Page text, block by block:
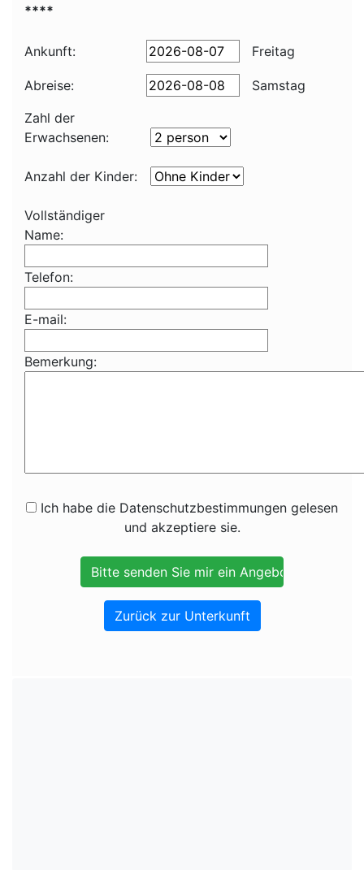
****
Ankunft: Freitag
Abreise:
Samstag
Zahl der
Erwachsenen:
Anzahl der Kinder:
Vollständiger
Name:
Telefon:
E-mail:
Bemerkung:
Ich habe die Datenschutzbestimmungen gelesen
und akzeptiere sie.
Zurück zur Unterkunft